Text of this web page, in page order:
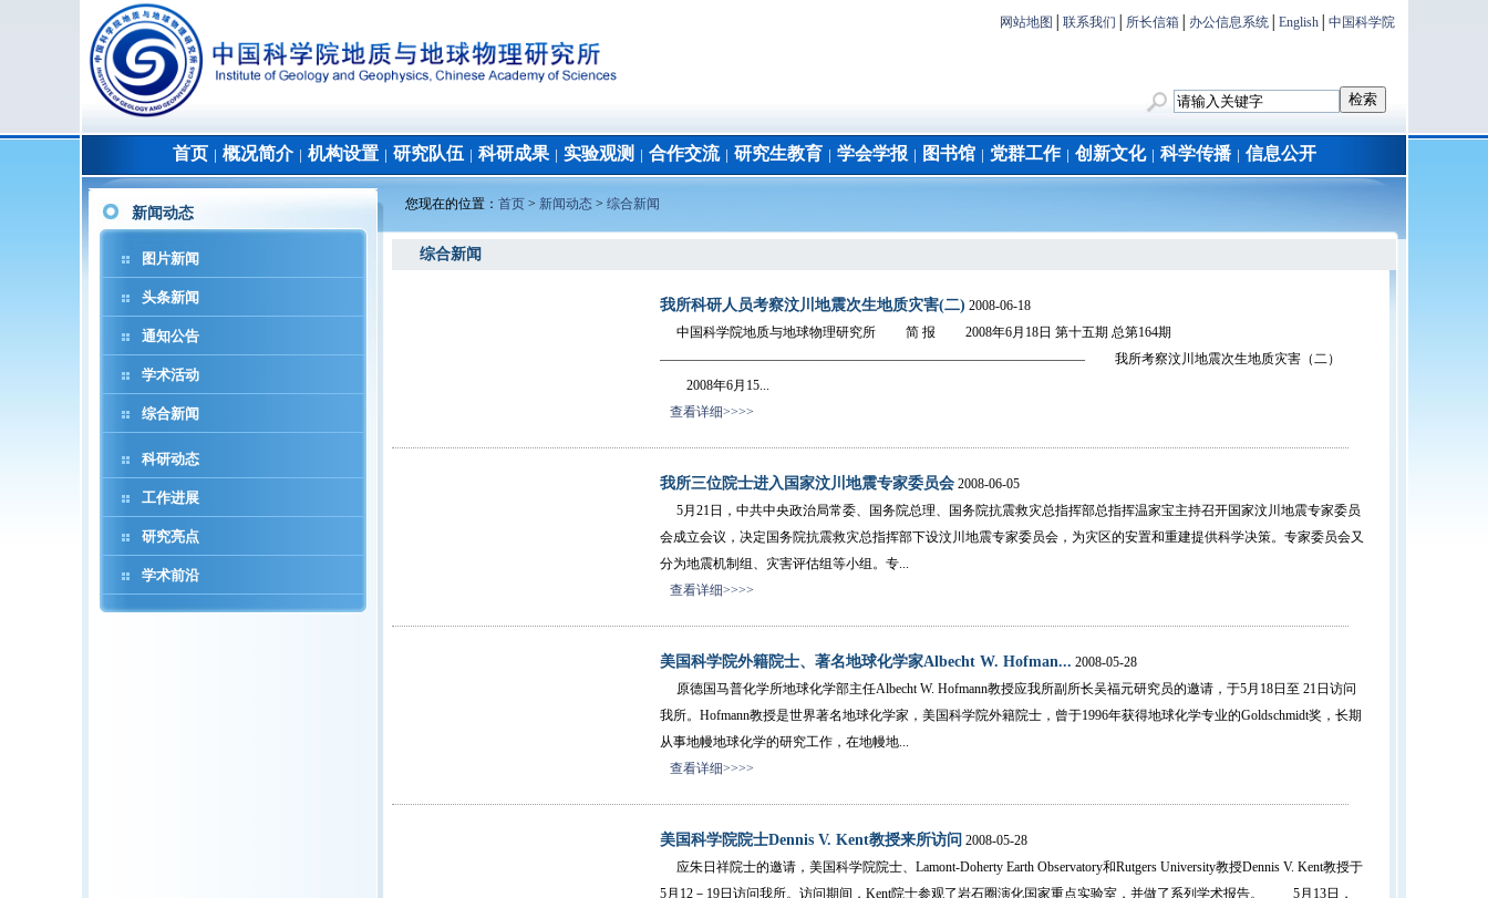
网站地图 联系我们 所长信箱 办公信息系统 English 中国科学院
首页 概况简介│ 机构设置 研究队伍 科研成果│ 实验观测 合作交流│ 研究生教育 学会学报 图书馆 党群工作│ 创新文化│ 科学传播│ 信息公开
新闻动态
图片新闻
头条新闻
通知公告
学术活动
综合新闻
科研动态
工作进展
研究亮点
学术前沿
您现在的位置： 首页 > 新闻动态 > 综合新闻
综合新闻
我所科研人员考察汶川地震次生地质灾害(二) 2008-06-18
中国科学院地质与地球物理研究所 简 报 2008年6月18日 第十五期 总第164期
———————————————————————————————— 我所考察汶川地震次生地质灾害（二）
2008年6月15...
查看详细>>>>
我所三位院士进入国家汶川地震专家委员会2008-06-05
5月21日，中共中央政治局常委、国务院总理、国务院抗震救灾总指挥部总指挥温家宝主持召开国家汶川地震专家委员
会成立会议，决定国务院抗震救灾总指挥部下设汶川地震专家委员会，为灾区的安置和重建提供科学决策。专家委员会又
分为地震机制组、灾害评估组等小组。专...
查看详细>>>>
美国科学院外籍院士、著名地球化学家Albecht W. Hofman... 2008-05-28
原德国马普化学所地球化学部主任Albecht W. Hofmann教授应我所副所长吴福元研究员的邀请，于5月18日至 21日访问
我所。Hofmann教授是世界著名地球化学家，美国科学院外籍院士，曾于1996年获得地球化学专业的Goldschmidt奖，长期
从事地幔地球化学的研究工作，在地幔地...
查看详细>>>>
美国科学院院士Dennis V. Kent教授来所访问 2008-05-28
应朱日祥院士的邀请，美国科学院院士、Lamont-Doherty Earth Observatory和Rutgers University教授Dennis V. Kent教授于
5月12－19日访问我所。访问期间，Kent院士参观了岩石圈演化国家重点实验室，并做了系列学术报告。 5月13日，